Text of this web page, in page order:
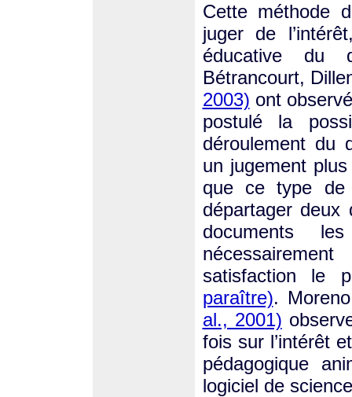
Cette méthode
juger de
éducative du
Bétrancourt,
2003) ont
postulé la
déroulement du
un jugement
que ce type de
départager
documents
satisfaction le
paraître).
al., 2001)
fois sur l’intérêt
pédagogique
logiciel de